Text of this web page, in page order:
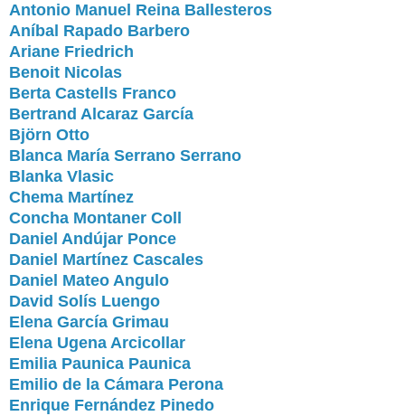
Antonio Manuel Reina Ballesteros
Aníbal Rapado Barbero
Ariane Friedrich
Benoit Nicolas
Berta Castells Franco
Bertrand Alcaraz García
Björn Otto
Blanca María Serrano Serrano
Blanka Vlasic
Chema Martínez
Concha Montaner Coll
Daniel Andújar Ponce
Daniel Martínez Cascales
Daniel Mateo Angulo
David Solís Luengo
Elena García Grimau
Elena Ugena Arcicollar
Emilia Paunica Paunica
Emilio de la Cámara Perona
Enrique Fernández Pinedo